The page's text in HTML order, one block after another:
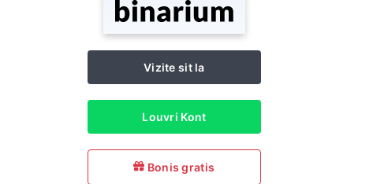
Vizite sit la
Louvri Kont
Bonis gratis